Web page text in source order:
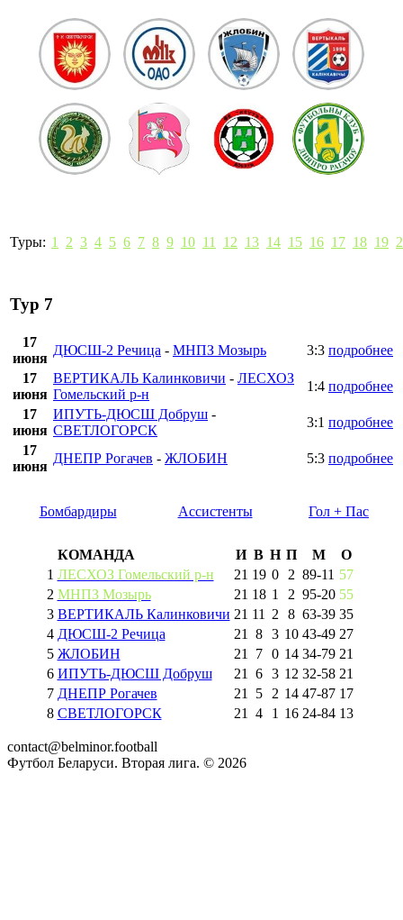
Туры: 1 2 3 4 5 6 7 8 9 10 11 12 13 14 15 16 17 18 19
Тур 7
17
июня
ДЮСШ-2 Речица - МНПЗ Мозырь 3:3 подробнее
17
июня
ВЕРТИКАЛЬ Калинковичи - ЛЕСХОЗ
Гомельский р-н
1:4 подробнее
17
июня
ИПУТЬ-ДЮСШ Добруш -
СВЕТЛОГОРСК
3:1 подробнее
17
июня
ДНЕПР Рогачев - ЖЛОБИН 5:3 подробнее
Бомбардиры Ассистенты Гол + Пас
КОМАНДА И В Н П М
О
1 ЛЕСХОЗ Гомельский р-н 21 19 0 2 89-11 57
2 МНПЗ Мозырь 21 18 1 2 95-20 55
3 ВЕРТИКАЛЬ Калинковичи 21 11 2 8 63-39 35
4 ДЮСШ-2 Речица 21 8 3 10 43-49 27
5 ЖЛОБИН 21 7 0 14 34-79 21
6 ИПУТЬ-ДЮСШ Добруш 21 6 3 12 32-58 21
7 ДНЕПР Рогачев 21 5 2 14 47-87 17
8 СВЕТЛОГОРСК 21 4 1 16 24-84 13
contact@belminor.football
Футбол Беларуси. Вторая лига. © 2026